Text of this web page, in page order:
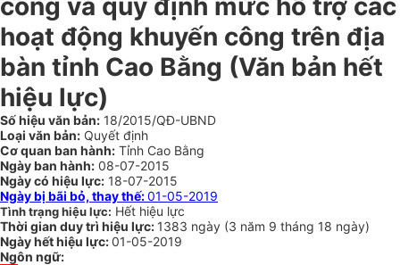
công và quy định mức hỗ trợ các
hoạt động khuyến công trên địa
bàn tỉnh Cao Bằng (Văn bản hết
hiệu lực)
Số hiệu văn bản: 18/2015/QĐ-UBND
Loại văn bản: Quyết định
Cơ quan ban hành: Tỉnh Cao Bằng
Ngày ban hành: 08-07-2015
Ngày có hiệu lực: 18-07-2015
Ngày bị bãi bỏ, thay thế:01-05-2019
Tình trạng hiệu lực: Hết hiệu lực
Thời gian duy trì hiệu lực: 1383 ngày (3 năm 9 tháng 18 ngày)
Ngày hết hiệu lực:01-05-2019
Ngôn ngữ: